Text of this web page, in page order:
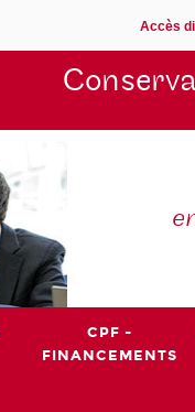
Accès
CPF -
FINANCEMENTS